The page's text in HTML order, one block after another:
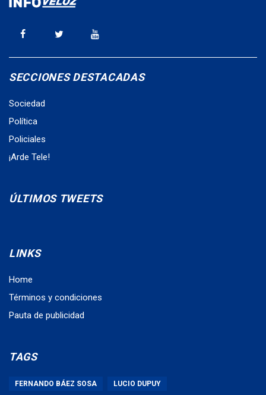
SECCIONES DESTACADAS
Sociedad
Política
Policiales
¡Arde Tele!
ÚLTIMOS TWEETS
LINKS
Home
Términos y condiciones
Pauta de publicidad
TAGS
FERNANDO BÁEZ SOSA LUCIO DUPUY